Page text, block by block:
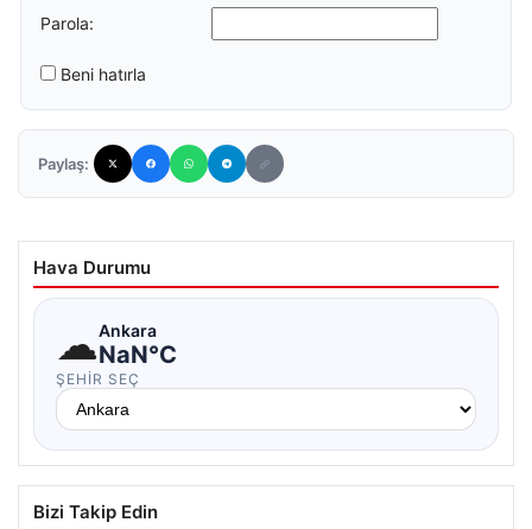
Parola:
Beni hatırla
Paylaş:
Hava Durumu
☁Ankara
NaN°C
ŞEHIR SEÇ
Bizi Takip Edin